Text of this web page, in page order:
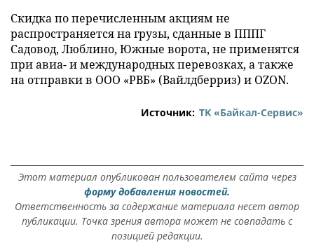
Скидка по перечисленным акциям не
распространяется на грузы, сданные в ПППГ
Садовод, Люблино, Южные ворота, не применятся
при авиа- и международных перевозках, а также
на отправки в ООО «РВБ» (Вайлдберриз) и OZON.
Источник: ТK «Байкал-Сервис»
Этот материал опубликован пользователем сайта через
форму добавления новостей.
Ответственность за содержание материала несет автор
публикации. Точка зрения автора может не совпадать с
позицией редакции.